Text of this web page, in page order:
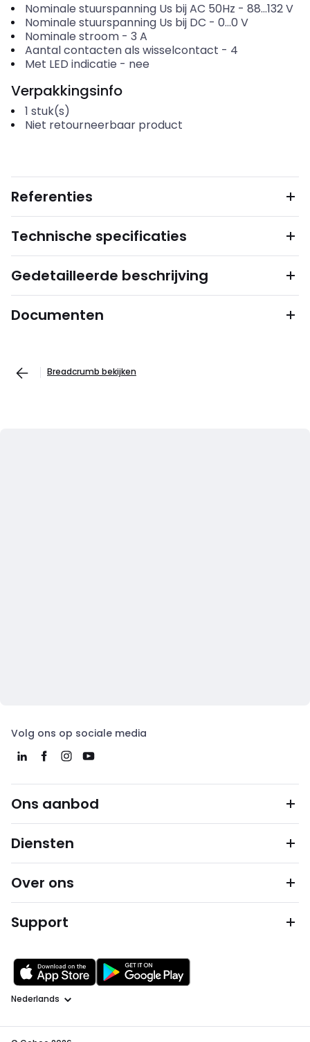
Nominale stuurspanning Us bij AC 50Hz - 88...132V
Nominale stuurspanning Us bij DC - 0...0 V
Nominale stroom- 3 A
Aantal contacten als wisselcontact - 4
Met LED indicatie - nee
Verpakkingsinfo
1 stuk(s)
Niet retourneerbaar product
Referenties
Technische specificaties
Gedetailleerde beschrijving
Documenten
Breadcrumb bekijken
Volg ons op sociale media
Ons aanbod
Diensten
Over ons
Support
Taal